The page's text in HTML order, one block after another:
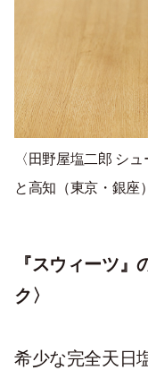
〈田野屋塩二郎 シ
と高知 （東京・銀座）
『スウィーツ
ク〉
希少な完全天日